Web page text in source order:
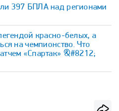
397 БПЛА над регионами
красно-белых, а
на чемпионство. Что
«Спартак» &#8212;